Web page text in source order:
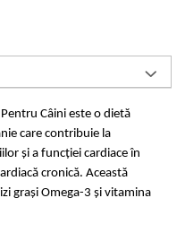
Pentru Câini este o dietă
care contribuie la
şi a funcţiei cardiace în
cronică. Această
graşi Omega-3 şi vitamina